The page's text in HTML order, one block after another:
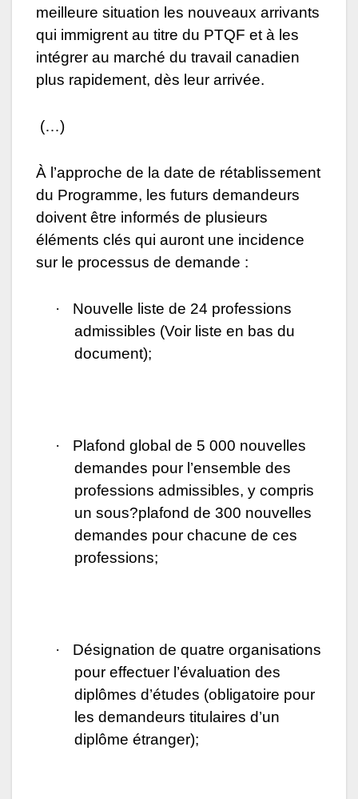
meilleure situation les nouveaux arrivants
qui immigrent au titre du PTQF et à les
intégrer au marché du travail canadien
plus rapidement, dès leur arrivée.
(…)
À l’approche de la date de rétablissement
du Programme, les futurs demandeurs
doivent être informés de plusieurs
éléments clés qui auront une incidence
sur le processus de demande :
·
Nouvelle liste de 24 professions
admissibles (Voir liste en bas du
document);
·
Plafond global de 5 000 nouvelles
demandes pour l’ensemble des
professions admissibles, y compris
un sous?plafond de 300 nouvelles
demandes pour chacune de ces
professions;
·
Désignation de quatre organisations
pour effectuer l’évaluation des
diplômes d’études (obligatoire pour
les demandeurs titulaires d’un
diplôme étranger);